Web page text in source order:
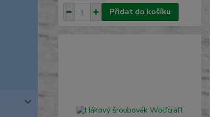
Přidat do košíku